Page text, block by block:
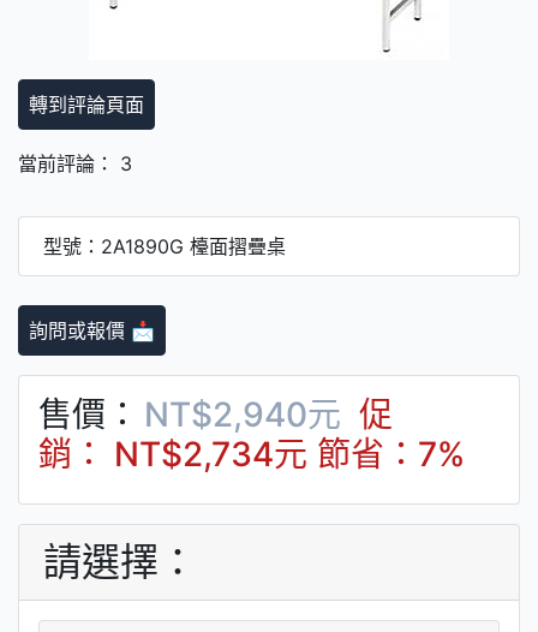
轉到評論頁面
當前評論： 3
型號：2A1890G 檯面摺疊桌
詢問或報價 📩
售價： NT$2,940元 促
銷： NT$2,734元 節省：7%
請選擇：